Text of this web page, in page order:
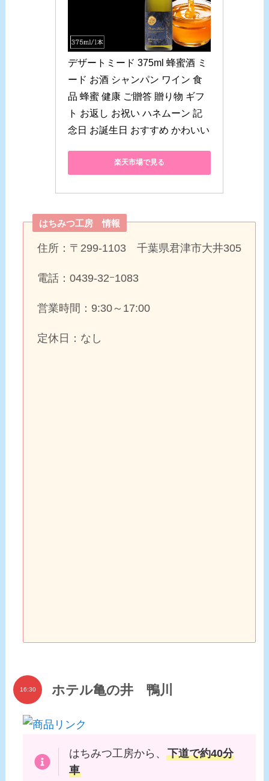
デザートミード 375ml 蜂蜜酒 ミ
ード お酒 シャンパン ワイン 食
品 蜂蜜 健康 ご贈答 贈り物 ギフ
ト お返し お祝い ハネムーン 記
念日 お誕生日 おすすめ かわいい
楽天市場で見る
はちみつ工房 情報
住所：〒299-1103 千葉県君津市大井305
電話：0439-32ｰ1083
営業時間：9:30～17:00
定休日：なし
16:30 ホテル亀の井 鴨川
はちみつ工房から、 下道で約40分
車